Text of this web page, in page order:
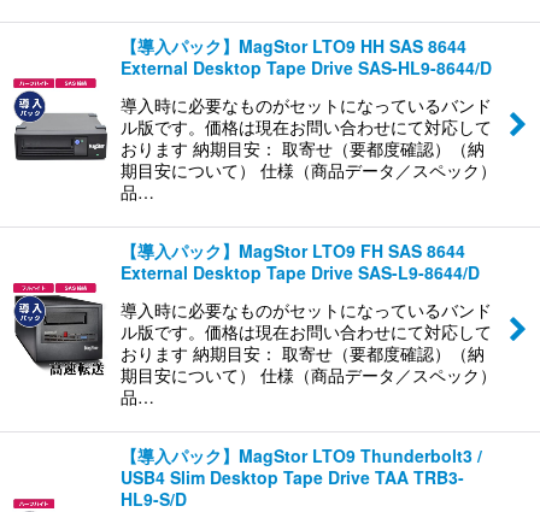
【導入パック】MagStor LTO9 HH SAS 8644
External Desktop Tape Drive SAS-HL9-8644/D
導入時に必要なものがセットになっているバンド
ル版です。価格は現在お問い合わせにて対応して
おります 納期目安： 取寄せ（要都度確認）（納
期目安について） 仕様（商品データ／スペック）
品…
【導入パック】MagStor LTO9 FH SAS 8644
External Desktop Tape Drive SAS-L9-8644/D
導入時に必要なものがセットになっているバンド
ル版です。価格は現在お問い合わせにて対応して
おります 納期目安： 取寄せ（要都度確認）（納
期目安について） 仕様（商品データ／スペック）
品…
【導入パック】MagStor LTO9 Thunderbolt3 /
USB4 Slim Desktop Tape Drive TAA TRB3-
HL9-S/D